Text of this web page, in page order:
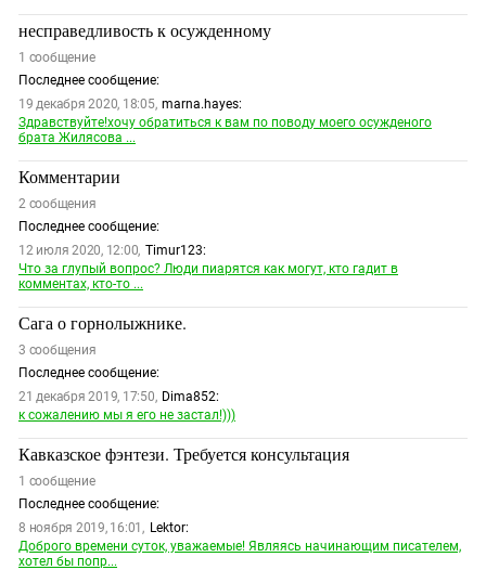
Чечня
Южная Осетия
Южный Кавказ
ЮФО
несправедливость к осужденному
Последнее сообщение:
19 декабря 2020, 18:05, marna.hayes:
Здравствуйте!хочу обратиться к вам по поводу моего осужденого
брата Жилясова ...
1 сообщение
Комментарии
Последнее сообщение:
12 июля 2020, 12:00, Timur123:
Что за глупый вопрос? Люди пиарятся как могут, кто гадит в
комментах, кто-то ...
2 сообщения
Сага о горнолыжнике.
Последнее сообщение:
21 декабря 2019, 17:50, Dima852:
к сожалению мы я его не застал!)))
3 сообщения
Кавказское фэнтези. Требуется консультация
Последнее сообщение:
8 ноября 2019, 16:01, Lektor:
Доброго времени суток, уважаемые! Являясь начинающим писателем,
хотел бы попр...
1 сообщение